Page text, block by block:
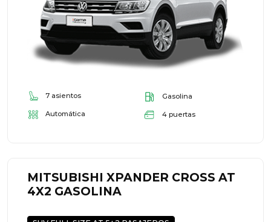
7 asientos Gasolina
Automática 4 puertas
MITSUBISHI XPANDER CROSS AT
4X2 GASOLINA